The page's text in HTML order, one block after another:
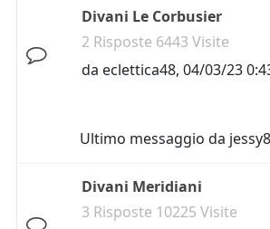
Divani Le Corbusier
2 Risposte 6443 Visite
da eclettica48, 04/03/23
Ultimo messaggio da
Divani Meridiani
3 Risposte 10225 Visite